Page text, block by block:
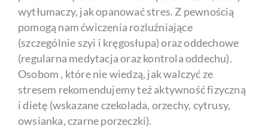
wytłumaczy, jak opanować stres. Z pewnością
pomogą nam ćwiczenia rozluźniające
(szczególnie szyi i kręgosłupa) oraz oddechowe
(regularna medytacja oraz kontrola oddechu).
Osobom , które nie wiedzą, jak walczyć ze
stresem rekomendujemy też aktywność fizyczną
i dietę (wskazane czekolada, orzechy, cytrusy,
owsianka, czarne porzeczki).